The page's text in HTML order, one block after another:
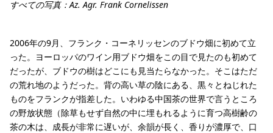
すべての写真：Az. Agr. Frank Cornelissen
2006年の9月、フランク・コーネリッセンのブドウ畑に初めて立
った。ヨーロッパのワイン用ブドウ畑をこの目で見たのも初めて
だったが、ブドウの樹はどこにも見当たらなかった。そこはただ
の荒れ地のようだった。背の高い草の陰にある、黒々とねじれた
ものをフランクが指差した。いわゆる中国茶の世界で言うところ
の野放状態（除草もせず自然の中に埋もれるように育つ高樹齢の
茶の木は、成長が非常に遅いが、余韻が長く、香りが濃厚で、口